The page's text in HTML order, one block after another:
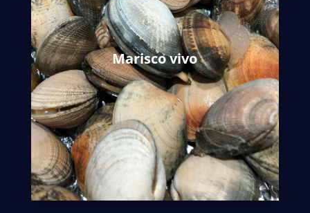
Marisco vivo
Es el alma máter de Cetárea Salmantina y la
base de su origen.
Durante todo el año se puede encontrar una
completa variedad de marisco vivo; en la Casa
del Mar te indicarán que producto es el más
recomendable en cada época del año.